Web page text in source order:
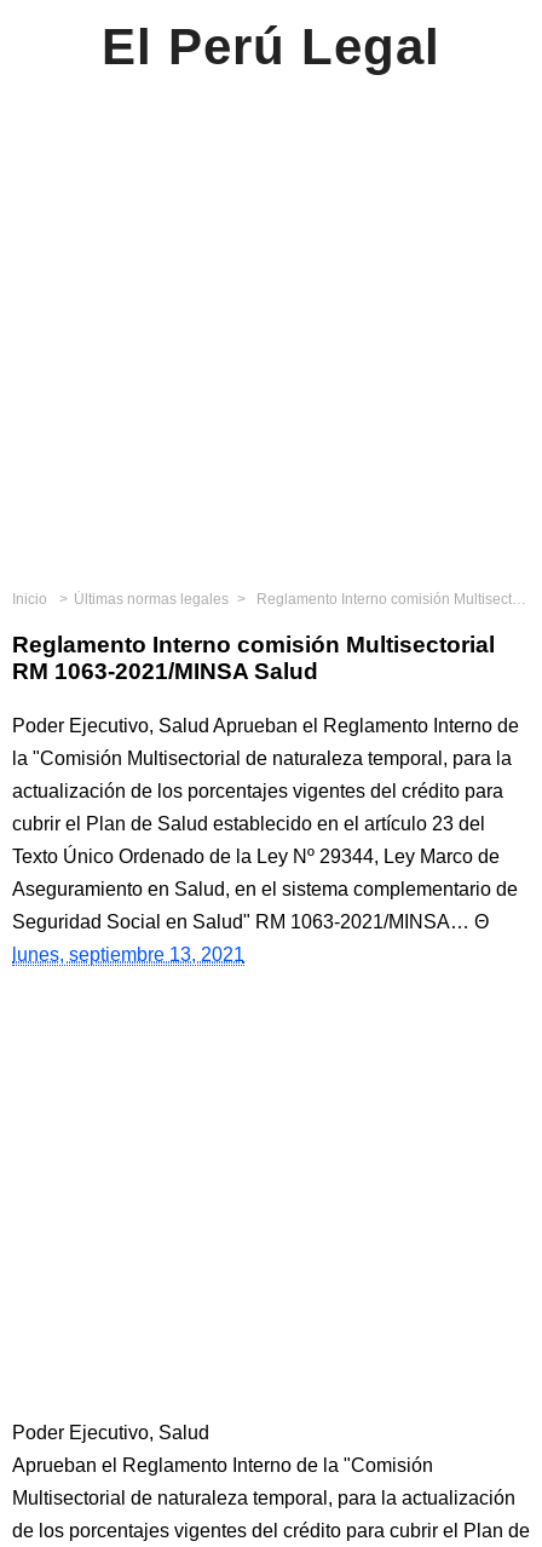
El Perú Legal
Inicio Últimas normas legales Reglamento Interno comisión Multisectorial RM 1063-2021/MINSA Salud
Reglamento Interno comisión Multisectorial
RM 1063-2021/MINSA Salud
Poder Ejecutivo, Salud Aprueban el Reglamento Interno de
la "Comisión Multisectorial de naturaleza temporal, para la
actualización de los porcentajes vigentes del crédito para
cubrir el Plan de Salud establecido en el artículo 23 del
Texto Único Ordenado de la Ley Nº 29344, Ley Marco de
Aseguramiento en Salud, en el sistema complementario de
Seguridad Social en Salud" RM 1063-2021/MINSA…
lunes, septiembre 13, 2021
Poder Ejecutivo, Salud
Aprueban el Reglamento Interno de la "Comisión
Multisectorial de naturaleza temporal, para la actualización
de los porcentajes vigentes del crédito para cubrir el Plan de